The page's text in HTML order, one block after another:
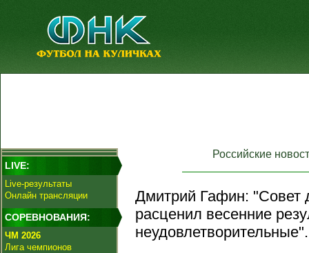
LIVE:
Live-результаты
Онлайн трансляции
СОРЕВНОВАНИЯ:
ЧМ 2026
Лига чемпионов
Российские
Дмитрий Гафин: "Совет
расценил весенние
неудовлетворительные".